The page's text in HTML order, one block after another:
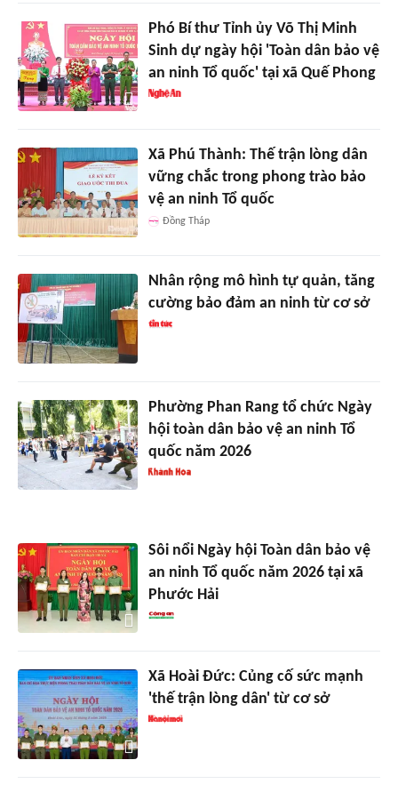
Phó Bí thư Tỉnh ủy Võ Thị Minh
Sinh dự ngày hội 'Toàn dân bảo vệ
an ninh Tổ quốc' tại xã Quế Phong
Xã Phú Thành: Thế trận lòng dân
vững chắc trong phong trào bảo
vệ an ninh Tổ quốc
Đồng Tháp
Nhân rộng mô hình tự quản, tăng
cường bảo đảm an ninh từ cơ sở
Phường Phan Rang tổ chức Ngày
hội toàn dân bảo vệ an ninh Tổ
quốc năm 2026
Sôi nổi Ngày hội Toàn dân bảo vệ
an ninh Tổ quốc năm 2026 tại xã
Phước Hải
Xã Hoài Đức: Củng cố sức mạnh
'thế trận lòng dân' từ cơ sở